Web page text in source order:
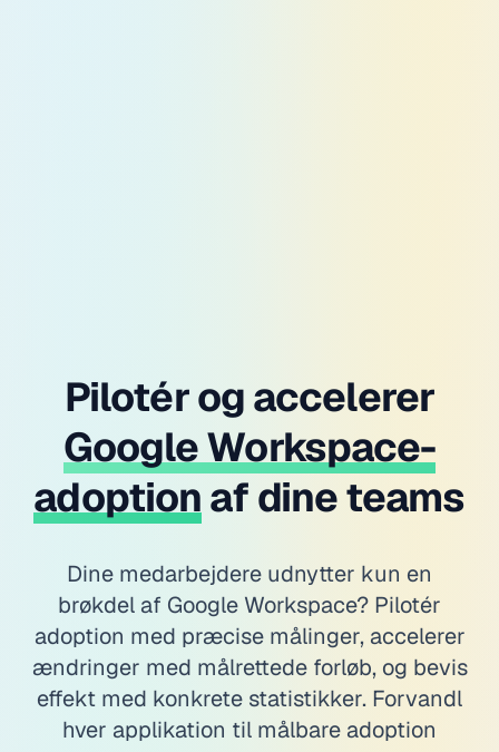
Pilotér og accelerer
Google Workspace-
adoptionaf dine teams
Dine medarbejdere udnytter kun en
brøkdel af Google Workspace? Pilotér
adoption med præcise målinger, accelerer
ændringer med målrettede forløb, og bevis
effekt med konkrete statistikker. Forvandl
hver applikation til målbare adoption